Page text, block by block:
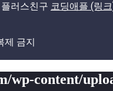
러스친구 코딩애플 (링
금지
wp-content/